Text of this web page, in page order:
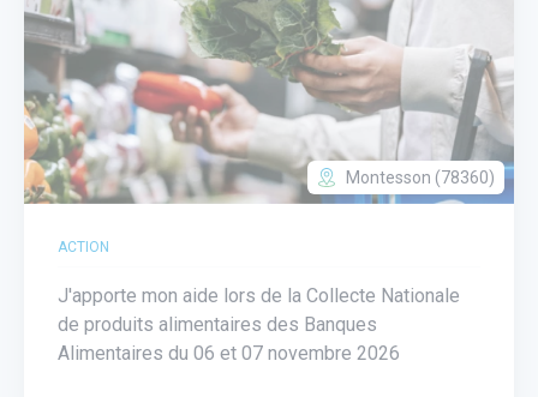
Montesson (78360)
ACTION
J'apporte mon aide lors de la Collecte Nationale
de produits alimentaires des Banques
Alimentaires du 06 et 07 novembre 2026